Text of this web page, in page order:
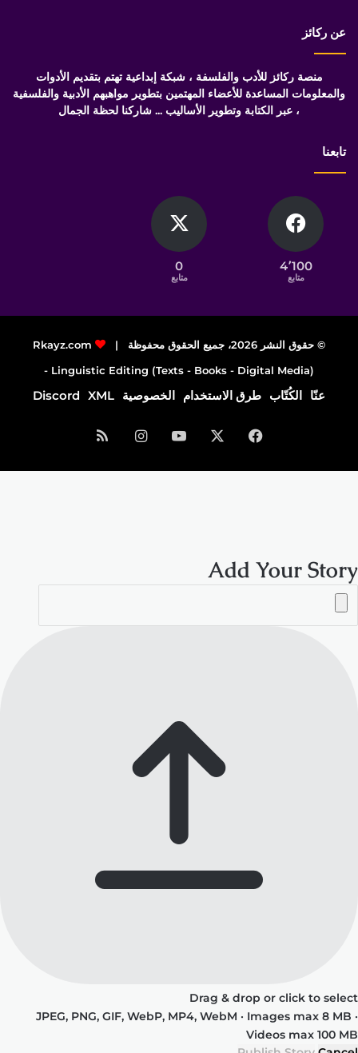
عن ركائز
منصة ركائز للأدب والفلسفة ، شبكة إبداعية تهتم بتقديم الأدوات
والمعلومات المساعدة للأعضاء المهتمين بتطوير مواهبهم الأدبية والفلسفية
، عبر الكتابة وتطوير الأساليب ... شاركنا لحظة الجمال
تابعنا
4٬100
متابع
0
متابع
© حقوق النشر 2026، جميع الحقوق محفوظة |
Rkayz.com
Linguistic Editing (Texts - Books - Digital Media) -
عنّا الكُتّاب طرق الاستخدام الخصوصية XML
Discord
فيسبوك ‫YouTubeانستقرامملخص
الموقع
Add Your Story
Drag & drop or click to select
JPEG, PNG, GIF, WebP, MP4, WebM · Images max 8 MB ·
Videos max 100 MB